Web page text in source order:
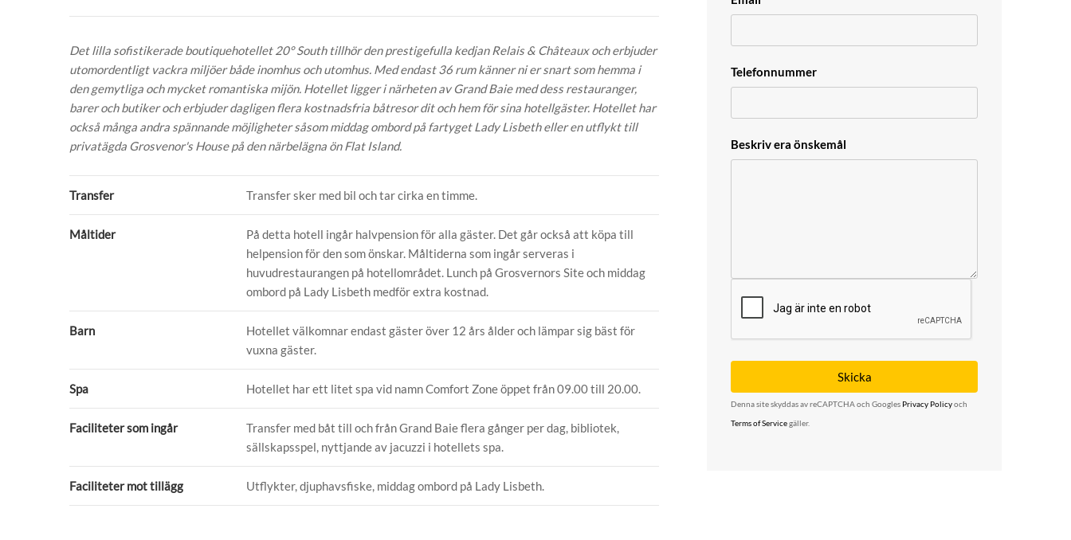
Det lilla sofistikerade boutiquehotellet 20° South tillhör den prestigefulla kedjan Relais & Châteaux och erbjuder
utomordentligt vackra miljöer både inomhus och utomhus. Med endast 36 rum känner ni er snart som hemma i
den gemytliga och mycket romantiska mijön. Hotellet ligger i närheten av Grand Baie med dess restauranger,
barer och butiker och erbjuder dagligen flera kostnadsfria båtresor dit och hem för sina hotellgäster. Hotellet har
också många andra spännande möjligheter såsom middag ombord på fartyget Lady Lisbeth eller en utflykt till
privatägda Grosvenor's House på den närbelägna ön Flat Island.
Transfer Transfer sker med bil och tar cirka en timme.
Måltider
På detta hotell ingår halvpension för alla gäster. Det går också att köpa till
helpension för den som önskar. Måltiderna som ingår serveras i
huvudrestaurangen på hotellområdet. Lunch på Grosvernors Site och middag
ombord på Lady Lisbeth medför extra kostnad.
Barn
Hotellet välkomnar endast gäster över 12 års ålder och lämpar sig bäst för
vuxna gäster.
Spa Hotellet har ett litet spa vid namn Comfort Zone öppet från 09.00 till 20.00.
Faciliteter som ingår
Transfer med båt till och från Grand Baie flera gånger per dag, bibliotek,
sällskapsspel, nyttjande av jacuzzi i hotellets spa.
Faciliteter mot tillägg Utflykter, djuphavsfiske, middag ombord på Lady Lisbeth.
Telefonnummer
Beskriv era önskemål
Denna site skyddas av reCAPTCHA och Googles Privacy Policyoch
Terms of Servicegäller.